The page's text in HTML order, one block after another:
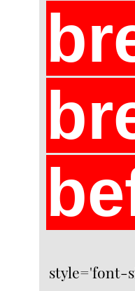
style='font-